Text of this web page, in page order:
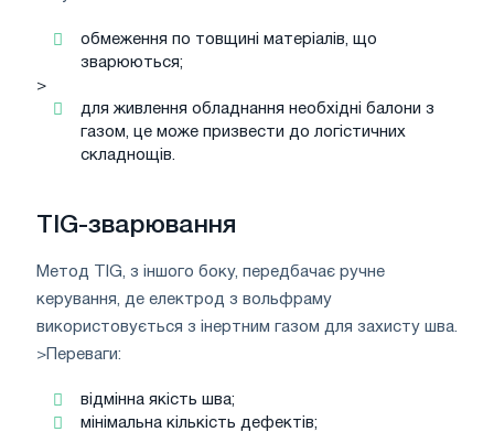
обмеження по товщині матеріалів, що
зварюються;
>
для живлення обладнання необхідні балони з
газом, це може призвести до логістичних
складнощів.
TIG-зварювання
Метод TIG, з іншого боку, передбачає ручне
керування, де електрод з вольфраму
використовується з інертним газом для захисту шва.
>Переваги:
відмінна якість шва;
мінімальна кількість дефектів;